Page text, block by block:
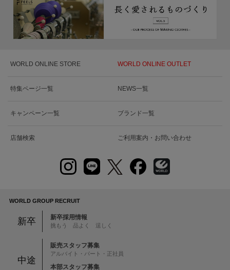
WORLD ONLINE STORE WORLD ONLINE OUTLET
特集ページ一覧 NEWS一覧
キャンペーン一覧 ブランド一覧
店舗検索 ご利用案内・お問い合わせ
WORLD GROUP RECRUIT
新卒 新卒採用情報
挑もう 品よく 逞しく
中途
販売スタッフ募集
アルバイト・パート・正社員
本部スタッフ募集